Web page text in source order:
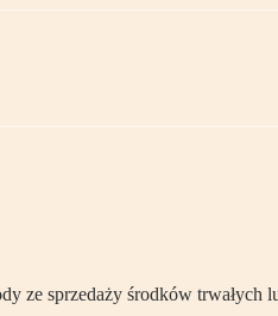
ze sprzedaży środków trwałych